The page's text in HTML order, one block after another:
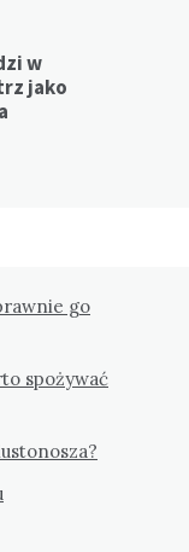
w
jako
go
spożywać